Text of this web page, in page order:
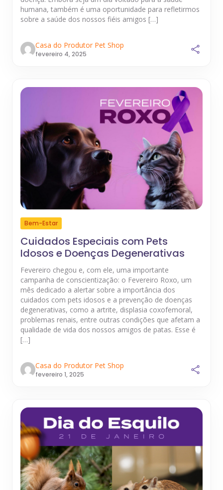
humana, também é uma oportunidade para refletirmos
sobre a saúde dos nossos fiéis amigos […]
Casa do Produtor Pet Shop
fevereiro 4, 2025
Bem-Estar
Cuidados Especiais com Pets
Idosos e Doenças Degenerativas
Fevereiro chegou e, com ele, uma importante
campanha de conscientização: o Fevereiro Roxo, um
mês dedicado a alertar sobre a importância dos
cuidados com pets idosos e a prevenção de doenças
degenerativas, como a artrite, displasia coxofemoral,
problemas renais, entre outras condições que afetam a
qualidade de vida dos nossos amigos de patas. Esse é
[…]
Casa do Produtor Pet Shop
fevereiro 1, 2025